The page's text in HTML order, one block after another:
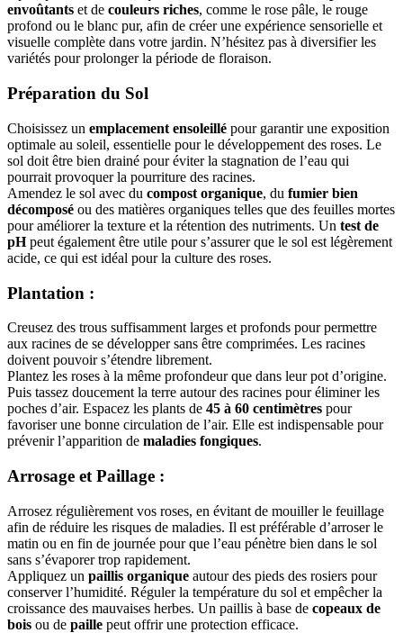
envoûtants et de couleurs riches, comme le rose pâle, le rouge
profond ou le blanc pur, afin de créer une expérience sensorielle et
visuelle complète dans votre jardin. N’hésitez pas à diversifier les
variétés pour prolonger la période de floraison.
Préparation du Sol
Choisissez un emplacement ensoleillé pour garantir une exposition
optimale au soleil, essentielle pour le développement des roses. Le
sol doit être bien drainé pour éviter la stagnation de l’eau qui
pourrait provoquer la pourriture des racines.
Amendez le sol avec du compost organique, du fumier bien
décomposé ou des matières organiques telles que des feuilles mortes
pour améliorer la texture et la rétention des nutriments. Un test de
pHpeut également être utile pour s’assurer que le sol est légèrement
acide, ce qui est idéal pour la culture des roses.
Plantation :
Creusez des trous suffisamment larges et profonds pour permettre
aux racines de se développer sans être comprimées. Les racines
doivent pouvoir s’étendre librement.
Plantez les roses à la même profondeur que dans leur pot d’origine.
Puis tassez doucement la terre autour des racines pour éliminer les
poches d’air. Espacez les plants de 45 à 60 centimètres pour
favoriser une bonne circulation de l’air. Elle est indispensable pour
prévenir l’apparition de maladies fongiques.
Arrosage et Paillage :
Arrosez régulièrement vos roses, en évitant de mouiller le feuillage
afin de réduire les risques de maladies. Il est préférable d’arroser le
matin ou en fin de journée pour que l’eau pénètre bien dans le sol
sans s’évaporer trop rapidement.
Appliquez un paillis organique autour des pieds des rosiers pour
conserver l’humidité. Réguler la température du sol et empêcher la
croissance des mauvaises herbes. Un paillis à base de copeaux de
bois ou de paille peut offrir une protection efficace.